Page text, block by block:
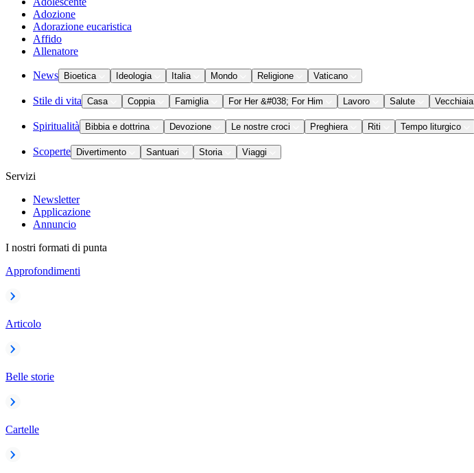
Adozione
Adorazione eucaristica
Affido
Allenatore
News Bioetica Ideologia Italia Mondo Religione Vaticano
Stile di vita Casa Coppia Famiglia For Her &#038; For Him Lavoro Salute Vecchiaia
Spiritualità Bibbia e dottrina Devozione Le nostre croci Preghiera Riti Tempo liturgico
Scoperte Divertimento Santuari Storia Viaggi
Servizi
Newsletter
Applicazione
Annuncio
I nostri formati di punta
Approfondimenti
Articolo
Belle storie
Cartelle